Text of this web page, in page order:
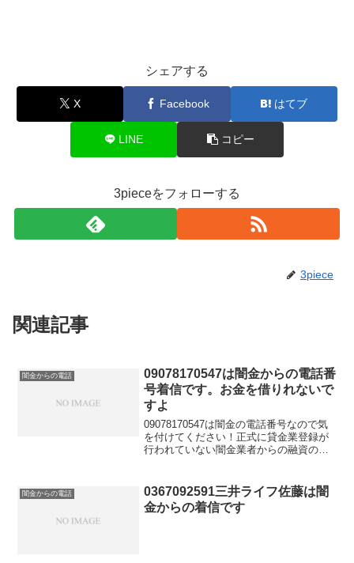
シェアする
X Facebook はてブ
LINE コピー
3pieceをフォローする
3piece
関連記事
闇金からの電話
09078170547は闇金からの電話番
号着信です。お金を借りれないで
すよ
09078170547は闇金の電話番号なので気
を付けてください！正式に貸金業登録が
行われていない闇金業者からの融資の勧
「今ならすぐにご融資可能なので条件だ
けでも聞いてくださ...
闇金からの電話
0367092591三井ライフ佐藤は闇
金からの着信です